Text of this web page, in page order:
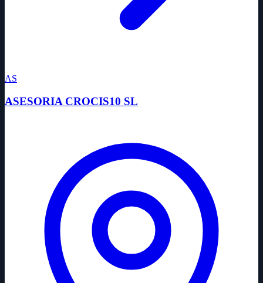
AS
ASESORIA CROCIS10 SL